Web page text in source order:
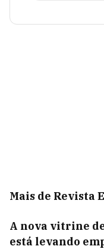
Mais de Revista
A nova vitrine
está levando